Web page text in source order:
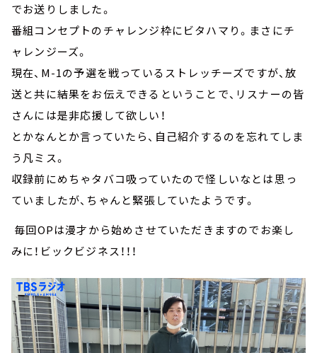
でお送りしました。
番組コンセプトのチャレンジ枠にビタハマり。まさにチ
ャレンジーズ。
現在、M-1の予選を戦っているストレッチーズですが、放
送と共に結果をお伝えできるということで、リスナーの皆
さんには是非応援して欲しい！
とかなんとか言っていたら、自己紹介するのを忘れてしま
う凡ミス。
収録前にめちゃタバコ吸っていたので怪しいなとは思っ
ていましたが、ちゃんと緊張していたようです。
毎回OPは漫才から始めさせていただきますのでお楽し
みに！ビックビジネス！！！